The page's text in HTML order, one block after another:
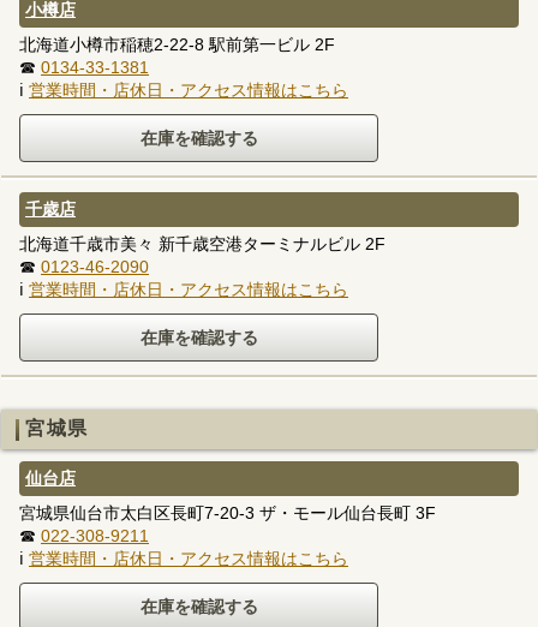
小樽店
北海道小樽市稲穂2-22-8 駅前第一ビル 2F
☎ 0134-33-1381
ℹ 営業時間・店休日・アクセス情報はこちら
千歳店
北海道千歳市美々 新千歳空港ターミナルビル 2F
☎ 0123-46-2090
ℹ 営業時間・店休日・アクセス情報はこちら
宮城県
仙台店
宮城県仙台市太白区長町7-20-3 ザ・モール仙台長町 3F
☎ 022-308-9211
ℹ 営業時間・店休日・アクセス情報はこちら